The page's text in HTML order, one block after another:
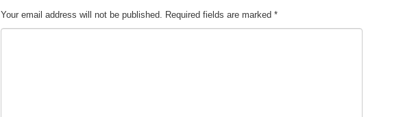
Your email address will not be published. Required fields are marked *